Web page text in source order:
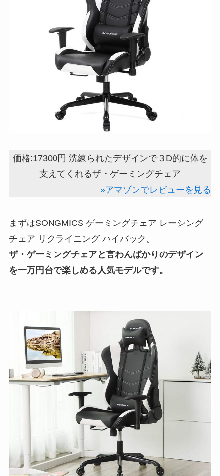
価格:17300円 洗練られたデザインで３D的に体を
支えてくれるザ・ゲーミングチェア
»アマゾンでレビューを見る
まずはSONGMICS ゲーミングチェア レーシング
チェア リクライニング ハイバック。
ザ・ゲーミングチェアと言わんばかりのデザイン
を一万円台で楽しめる人気モデルです。